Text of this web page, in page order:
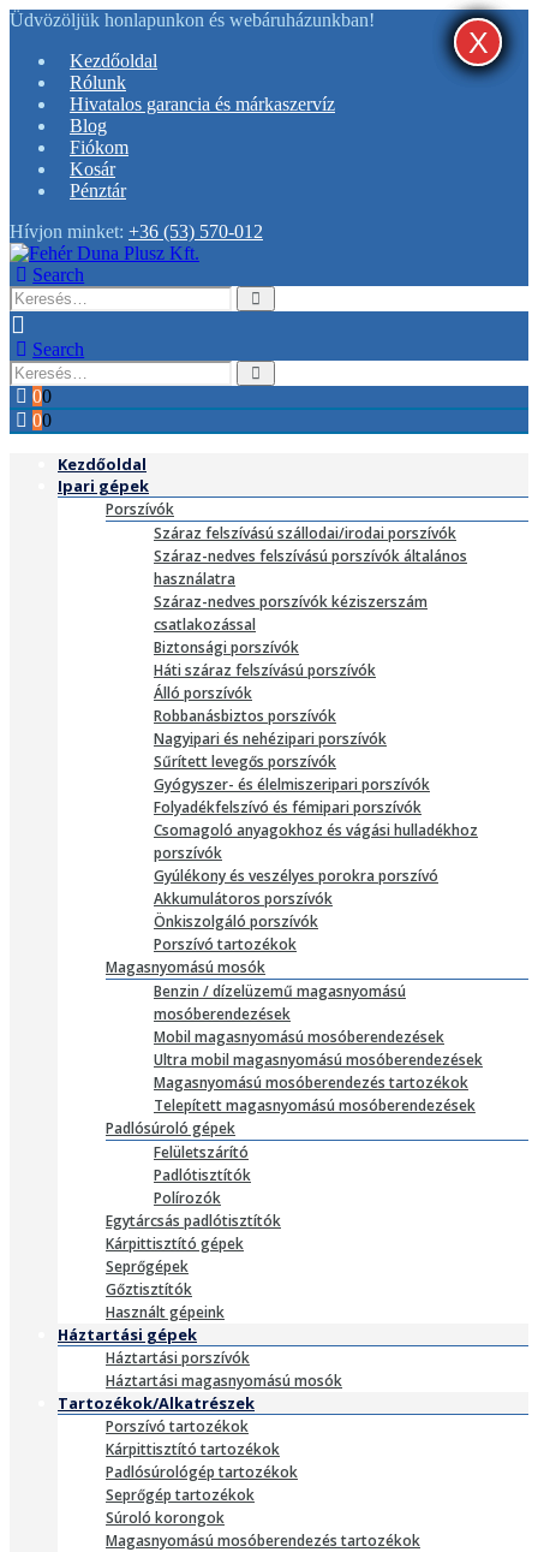
Üdvözöljük honlapunkon és webáruházunkban!
Kezdőoldal
Rólunk
Hivatalos garancia és márkaszervíz
Blog
Fiókom
Kosár
Pénztár
Hívjon minket: +36 (53) 570-012
Search
Search
00
00
Kezdőoldal
Ipari gépek
Porszívók
Száraz felszívású szállodai/irodai porszívók
Száraz-nedves felszívású porszívók általános
használatra
Száraz-nedves porszívók kéziszerszám
csatlakozással
Biztonsági porszívók
Háti száraz felszívású porszívók
Álló porszívók
Robbanásbiztos porszívók
Nagyipari és nehézipari porszívók
Sűrített levegős porszívók
Gyógyszer- és élelmiszeripari porszívók
Folyadékfelszívó és fémipari porszívók
Csomagoló anyagokhoz és vágási hulladékhoz
porszívók
Gyúlékony és veszélyes porokra porszívó
Akkumulátoros porszívók
Önkiszolgáló porszívók
Porszívó tartozékok
Magasnyomású mosók
Benzin / dízelüzemű magasnyomású
mosóberendezések
Mobil magasnyomású mosóberendezések
Ultra mobil magasnyomású mosóberendezések
Magasnyomású mosóberendezés tartozékok
Telepített magasnyomású mosóberendezések
Padlósúroló gépek
Felületszárító
Padlótisztítók
Polírozók
Egytárcsás padlótisztítók
Kárpittisztító gépek
Seprőgépek
Gőztisztítók
Használt gépeink
Háztartási gépek
Háztartási porszívók
Háztartási magasnyomású mosók
Tartozékok/Alkatrészek
Porszívó tartozékok
Kárpittisztító tartozékok
Padlósúrológép tartozékok
Seprőgép tartozékok
Súroló korongok
Magasnyomású mosóberendezés tartozékok
X
X
X